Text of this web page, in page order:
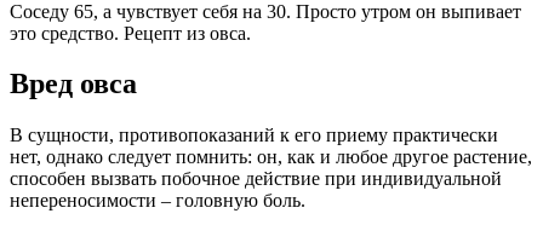
Соседу 65, а чувствует себя на 30. Просто утром он выпивает
это средство. Рецепт из овса.
Вред овса
В сущности, противопоказаний к его приему практически
нет, однако следует помнить: он, как и любое другое растение,
способен вызвать побочное действие при индивидуальной
непереносимости – головную боль.